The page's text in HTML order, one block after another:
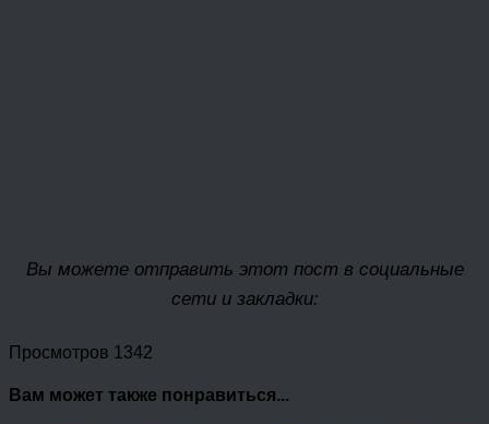
Вы можете отправить этот пост в социальные
сети и закладки:
Просмотров 1342
Вам может также понравиться...